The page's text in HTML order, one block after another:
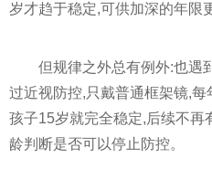
岁才趋于稳定,可供加深的年限
但规律之外总有例外:也遇
过近视防控,只戴普通框架镜,
孩子15岁就完全稳定,后续不再
龄判断是否可以停止防控。